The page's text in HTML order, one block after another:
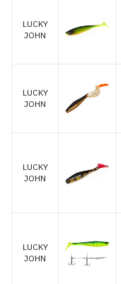
LUCKY
JOHN
LUCKY
JOHN
LUCKY
JOHN
LUCKY
JOHN